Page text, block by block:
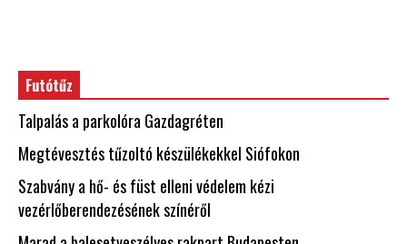
Futótűz
Talpalás a parkolóra Gazdagréten
Megtévesztés tűzoltó készülékekkel Siófokon
Szabvány a hő- és füst elleni védelem kézi
vezérlőberendezésének színéről